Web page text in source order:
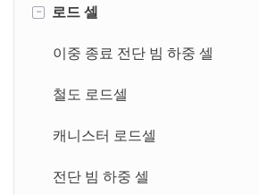
- 로드 셀
이중 종료 전단 빔 하중 셀
철도 로드셀
캐니스터 로드셀
전단 빔 하중 셀